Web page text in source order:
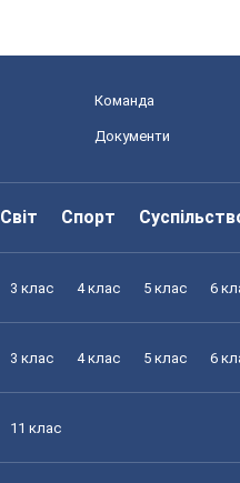
Команда
Документи
Світ Спорт
3 клас 4 клас 5 клас 6
3 клас 4 клас 5 клас 6
11 клас